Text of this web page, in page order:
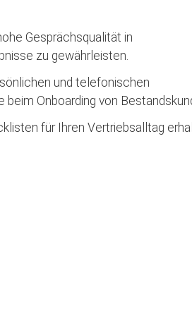
Gesprächsqualität in
zu gewährleisten.
und telefonischen
Onboarding von
für Ihren Vertriebsalltag